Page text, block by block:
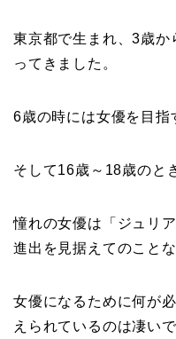
東京都で生まれ、3歳か
ってきました。
6歳の時には女優を目指
そして16歳～18歳のと
憧れの女優は「ジュリ
進出を見据えてのこと
女優になるために何が
えられているのは凄いで